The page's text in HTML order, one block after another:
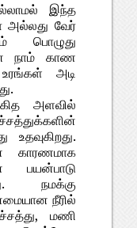
இந்த
வேர்
பொழுது
நாம் காண
அடி
அளவில்
காரணமாக
நமக்கு
நீரில்
மணி